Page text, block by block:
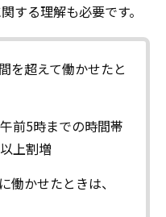
する理解も必要です。
を超えて働かせたと
前5時までの時間帯
上割増
働かせたときは、